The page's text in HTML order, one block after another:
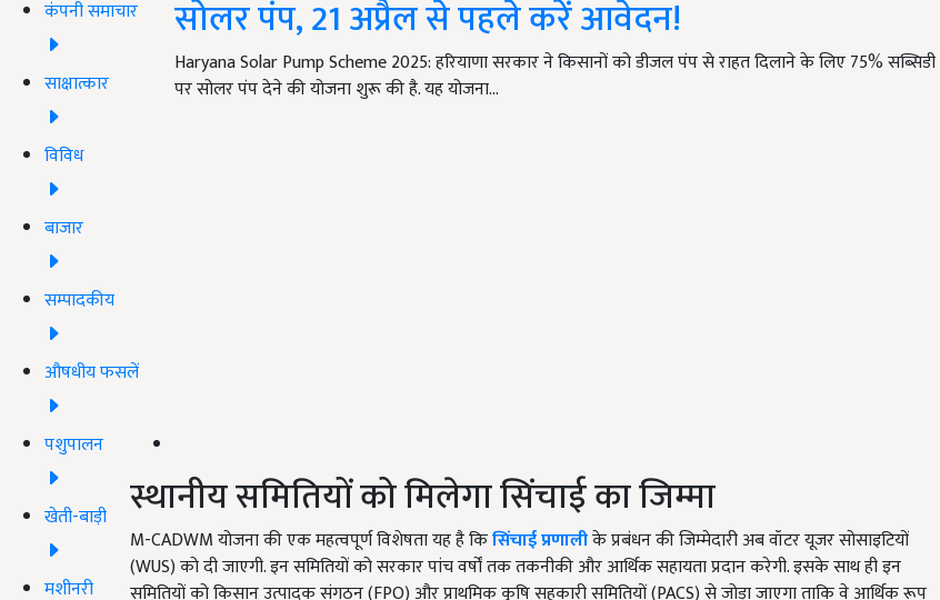
कंपनी समाचार
साक्षात्कार
विविध
बाजार
सम्पादकीय
औषधीय फसलें
पशुपालन
खेती-बाड़ी
मशीनरी
सोलर पंप, 21 अप्रैल से पहले करें आवेदन!
Haryana Solar Pump Scheme 2025: हरियाणा सरकार ने किसानों को डीजल पंप से राहत दिलाने के लिए 75% सब्सिडी
पर सोलर पंप देने की योजना शुरू की है. यह योजना…
स्थानीय समितियों को मिलेगा सिंचाई का जिम्मा
M-CADWM योजना की एक महत्वपूर्ण विशेषता यह है किसिंचाई प्रणालीके प्रबंधन की जिम्मेदारी अब वॉटर यूजर सोसाइटियों
(WUS) को दी जाएगी. इन समितियों को सरकार पांच वर्षों तक तकनीकी और आर्थिक सहायता प्रदान करेगी. इसके साथ ही इन